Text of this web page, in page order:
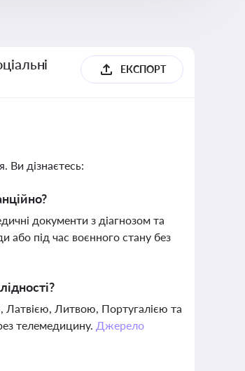
ЕКСПОРТ
Ви дізнаєтесь:
документи з діагнозом та
або під час воєнного стану без
Латвією, Литвою, Португалією та
телемедицину. Джерело